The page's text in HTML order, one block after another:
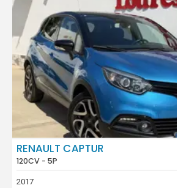
RENAULT CAPTUR
120CV - 5P
2017